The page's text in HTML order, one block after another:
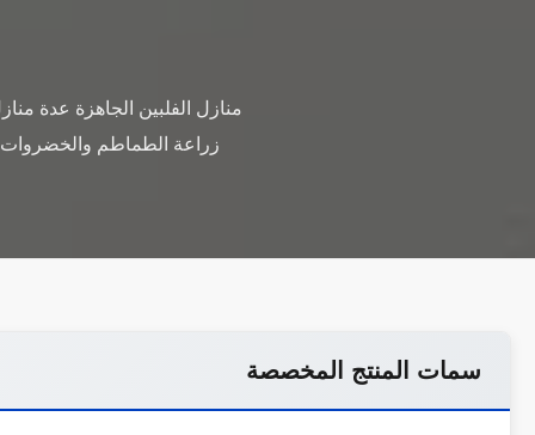
منازل الفلبين الجاهزة عدة
زراعة الطماطم والخضروات
سمات المنتج المخصصة